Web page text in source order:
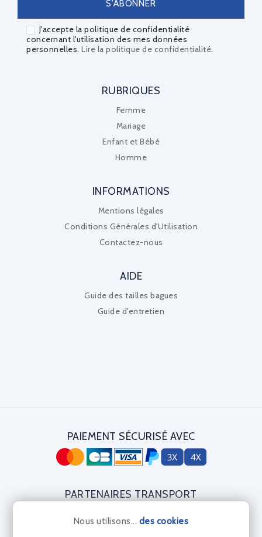
J'accepte la politique de confidentialité
concernant l'utilisation des mes données
personnelles. Lire la politique de confidentialité.
RUBRIQUES
Femme
Mariage
Enfant et Bébé
Homme
INFORMATIONS
Mentions légales
Conditions Générales d'Utilisation
Contactez-nous
AIDE
Guide des tailles bagues
Guide d'entretien
Nous utilisons... des cookies
PAIEMENT SÉCURISÉ AVEC
PARTENAIRES TRANSPORT